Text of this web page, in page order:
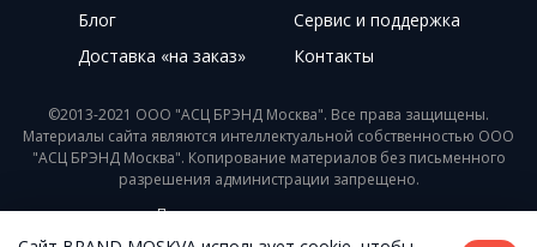
Блог
Доставка «на заказ»
Сервис и поддержка
Контакты
©2013-2021 ООО "АСЦ БРЭНД Москва". Все права защищены.
Материалы сайта являются интеллектуальной собственностью ООО
"АСЦ БРЭНД Москва". Копирование материалов без письменного
разрешения администрации запрещено.
Пользовательское соглашение